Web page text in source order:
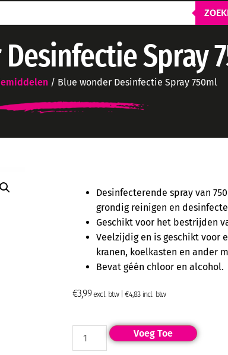
Spray
/ Blue wonder Desinfectie Spray 750ml
Desinfecterende spray van
grondig reinigen en
Geschikt voor het bestrijden
Veelzijdig en is geschikt voor
kranen, koelkasten en ander
Bevat géén chloor en alcohol.
€3,99 excl. btw |€4,83incl. btw
Voeg Toe